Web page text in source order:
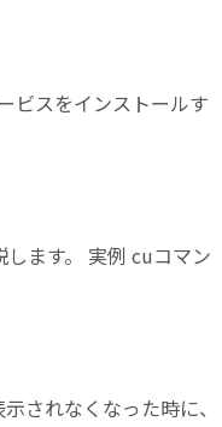
ビスをインストールす
ます。 実例 cuコマン
されなくなった時に、